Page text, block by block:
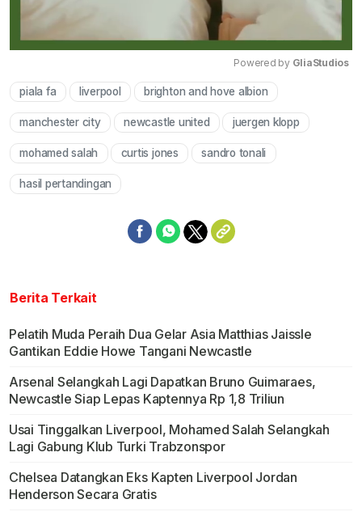
Powered by GliaStudios
piala fa liverpool brighton and hove albion
manchester city newcastle united juergen klopp
mohamed salah curtis jones sandro tonali
hasil pertandingan
Berita Terkait
Pelatih Muda Peraih Dua Gelar Asia Matthias Jaissle
Gantikan Eddie Howe Tangani Newcastle
Arsenal Selangkah Lagi Dapatkan Bruno Guimaraes,
Newcastle Siap Lepas Kaptennya Rp 1,8 Triliun
Usai Tinggalkan Liverpool, Mohamed Salah Selangkah
Lagi Gabung Klub Turki Trabzonspor
Chelsea Datangkan Eks Kapten Liverpool Jordan
Henderson Secara Gratis